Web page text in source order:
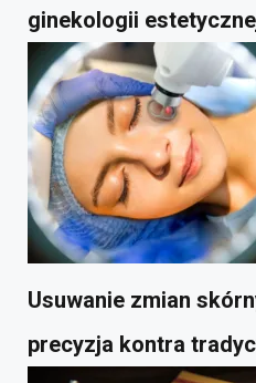
ginekologii
Usuwanie zmian
precyzja kontra